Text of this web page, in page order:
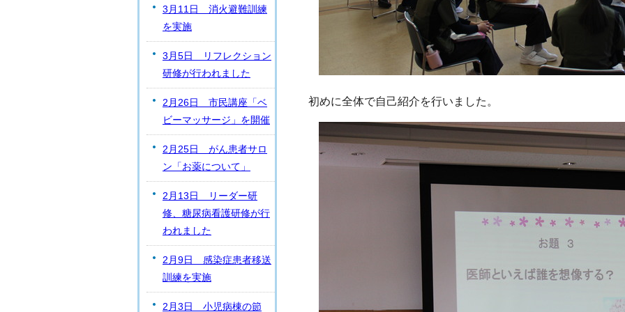
初めに全体で自己紹介を行いました。
3月11日 消火避難訓練
を実施
3月5日 リフレクション
研修が行われました
2月26日 市民講座「ベ
ビーマッサージ」を開催
2月25日 がん患者サロ
ン「お薬について」
2月13日 リーダー研
修、糖尿病看護研修が行
われました
2月9日 感染症患者移送
訓練を実施
2月3日 小児病棟の節